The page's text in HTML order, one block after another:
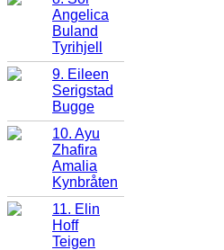
Angelica
Buland
Tyrihjell
9. Eileen
Serigstad
Bugge
10. Ayu
Zhafira
Amalia
Kynbråten
11. Elin
Hoff
Teigen